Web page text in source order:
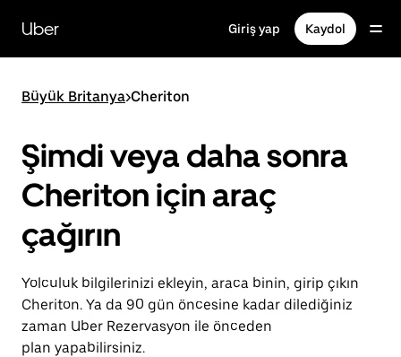
içeriğe
gidinUber Giriş yap Kaydol
Büyük Britanya>Cheriton
Şimdi veya daha sonra
Cheriton için araç
çağırın
Yolculuk bilgilerinizi ekleyin, araca binin, girip çıkın
Cheriton. Ya da 90 gün öncesine kadar dilediğiniz
zaman Uber Rezervasyon ile önceden
plan yapabilirsiniz.